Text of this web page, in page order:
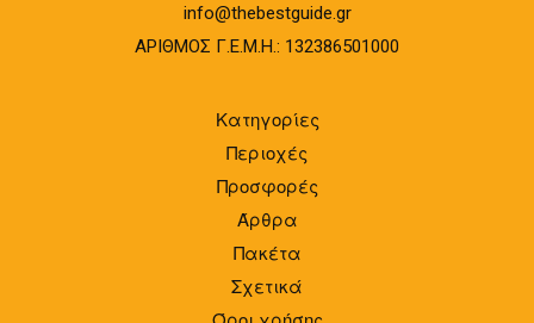
info@thebestguide.gr
ΑΡΙΘΜΟΣ Γ.Ε.Μ.Η.: 132386501000
Κατηγορίες
Περιοχές
Προσφορές
Άρθρα
Πακέτα
Σχετικά